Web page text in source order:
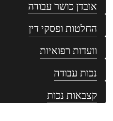
אובדן כושר עבודה
החלטות ופסקי דין
וועדות רפואיות
נכות עבודה
קצבאות נכות